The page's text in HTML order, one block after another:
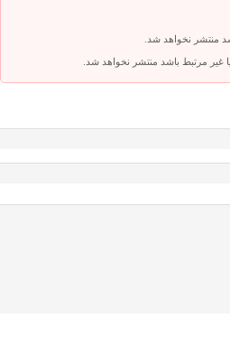
منتشر نخواهد شد.
غیر مرتبط باشد منتشر نخواهد شد.